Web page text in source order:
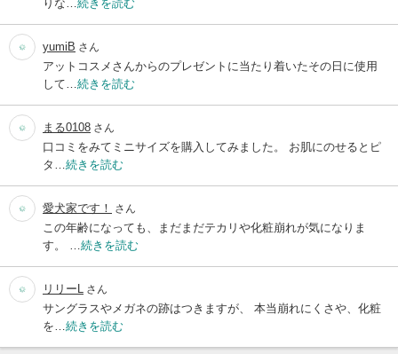
りな… 続きを読む
yumiB さん
アットコスメさんからのプレゼントに当たり着いたその日に使用
して… 続きを読む
まる0108 さん
口コミをみてミニサイズを購入してみました。 お肌にのせるとピ
タ… 続きを読む
愛犬家です！ さん
この年齢になっても、まだまだテカリや化粧崩れが気になりま
す。 … 続きを読む
リリーL さん
サングラスやメガネの跡はつきますが、 本当崩れにくさや、化粧
を… 続きを読む